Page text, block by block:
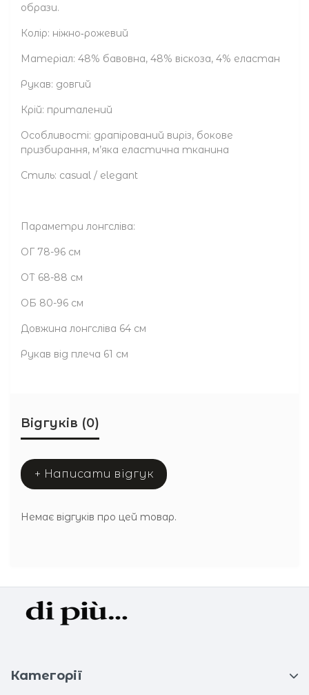
образи.
Колір: ніжно‑рожевий
Матеріал: 48% бавовна, 48% віскоза, 4% еластан
Рукав: довгий
Крій: приталений
Особливості: драпірований виріз, бокове
призбирання, м’яка еластична тканина
Стиль: casual / elegant
Параметри лонгсліва:
ОГ 78-96 см
ОТ 68-88 см
ОБ 80-96 см
Довжина лонгсліва 64 см
Рукав від плеча 61 см
Відгуків (0)
+ Написати відгук
Немає відгуків про цей товар.
Категорії